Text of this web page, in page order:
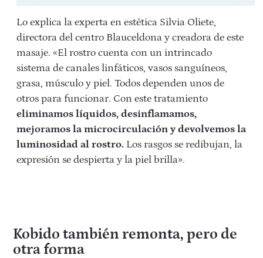
Lo explica la experta en estética Silvia Oliete,
directora del centro Blauceldona y creadora de este
masaje. «El rostro cuenta con un intrincado
sistema de canales linfáticos, vasos sanguíneos,
grasa, músculo y piel. Todos dependen unos de
otros para funcionar. Con este tratamiento
eliminamos líquidos, desinflamamos,
mejoramos la microcirculación y devolvemos la
luminosidad al rostro. Los rasgos se redibujan, la
expresión se despierta y la piel brilla».
Kobido también remonta, pero de
otra forma